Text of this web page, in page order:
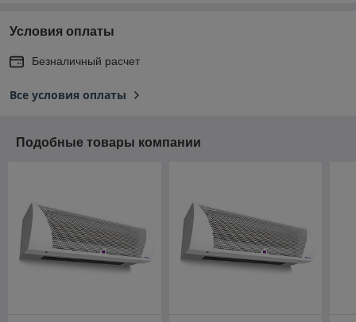
Условия оплаты
Безналичный расчет
Все условия оплаты
Подобные товары компании